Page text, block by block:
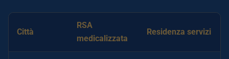
Città
RSA
medicalizzata
Residenza servizi